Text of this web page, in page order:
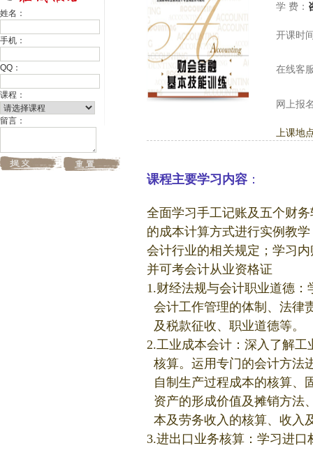
姓名：
手机：
QQ：
课程：
留言：
学 费：
开课时
在线客
网上报
上课地
课程主要学习内容 ：
全面学习手工记账及五个财
的成本计算方式进行实例教
会计行业的相关规定；学习
并可考会计从业资格证
1.财经法规与会计职业道德
会计工作管理的体制、法律
及税款征收、职业道德等。
2.工业成本会计：深入了解
核算。运用专门的会计方法
自制生产过程成本的核算、
资产的形成价值及摊销方法
本及劳务收入的核算、收入
3.进出口业务核算：学习进